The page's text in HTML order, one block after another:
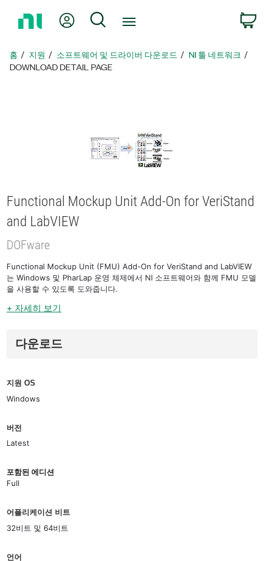
지
로
내 계정 검색
홈 지원 소프트웨어 및 드라이버 다운로드
NI 툴 네트워크
DOWNLOAD DETAIL PAGE
Functional Mockup Unit Add-On for VeriStand
and LabVIEW
DOFware
Functional Mockup Unit (FMU) Add-On for VeriStand and LabVIEW
는 Windows 및 PharLap 운영 체제에서 NI 소프트웨어와 함께 FMU 모델
을 사용할 수 있도록 도와줍니다.
+ 자세히 보기
다운로드
지원 OS
Windows
버전
Latest
포함된 에디션
Full
어플리케이션 비트
32비트 및 64비트
언어